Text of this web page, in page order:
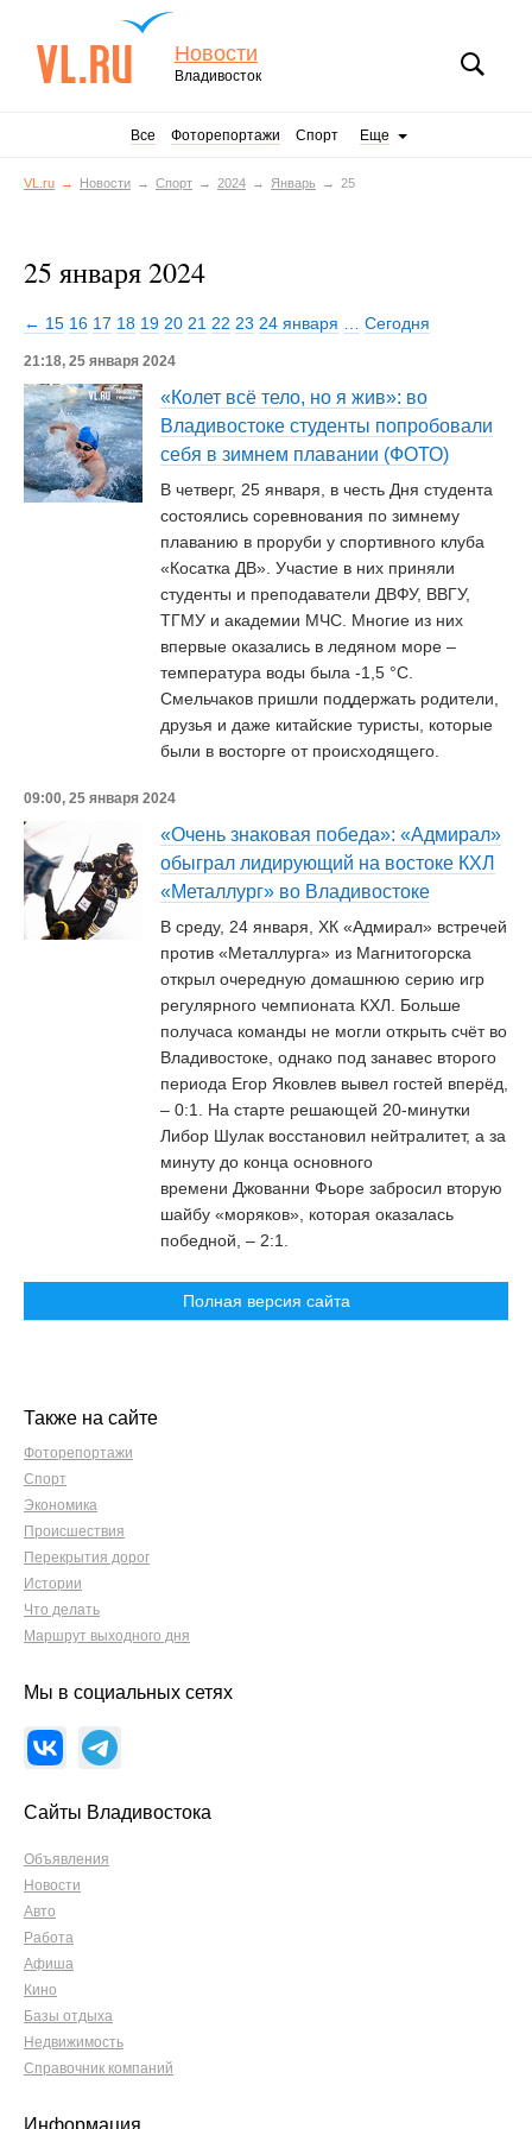
Новости
Владивосток
Все Фоторепортажи Спорт Еще
VL.ru Новости Спорт 2024 Январь 25
25 января 2024
← 15 16 17 18 19 20 21 22 23 24 января Сегодня
21:18, 25 января 2024
«Колет всё тело, но я жив»: во
Владивостоке студенты попробовали
себя в зимнем плавании (ФОТО)
В четверг, 25 января, в честь Дня студента
состоялись соревнования по зимнему
плаванию в проруби у спортивного клуба
«Косатка ДВ». Участие в них приняли
студенты и преподаватели ДВФУ, ВВГУ,
ТГМУ и академии МЧС. Многие из них
впервые оказались в ледяном море –
температура воды была -1,5 °С.
Смельчаков пришли поддержать родители,
друзья и даже китайские туристы, которые
были в восторге от происходящего.
09:00, 25 января 2024
«Очень знаковая победа»: «Адмирал»
обыграл лидирующий на востоке КХЛ
«Металлург» во Владивостоке
В среду, 24 января, ХК «Адмирал» встречей
против «Металлурга» из Магнитогорска
открыл очередную домашнюю серию игр
регулярного чемпионата КХЛ. Больше
получаса команды не могли открыть счёт во
Владивостоке, однако под занавес второго
периода Егор Яковлев вывел гостей вперёд,
– 0:1. На старте решающей 20-минутки
Либор Шулак восстановил нейтралитет, а за
минуту до конца основного
времени Джованни Фьоре забросил вторую
шайбу «моряков», которая оказалась
победной, – 2:1.
Полная версия сайта
Также на сайте
Фоторепортажи
Спорт
Экономика
Происшествия
Перекрытия дорог
Истории
Что делать
Маршрут выходного дня
Мы в социальных сетях
Сайты Владивостока
Объявления
Новости
Авто
Работа
Афиша
Кино
Базы отдыха
Недвижимость
Справочник компаний